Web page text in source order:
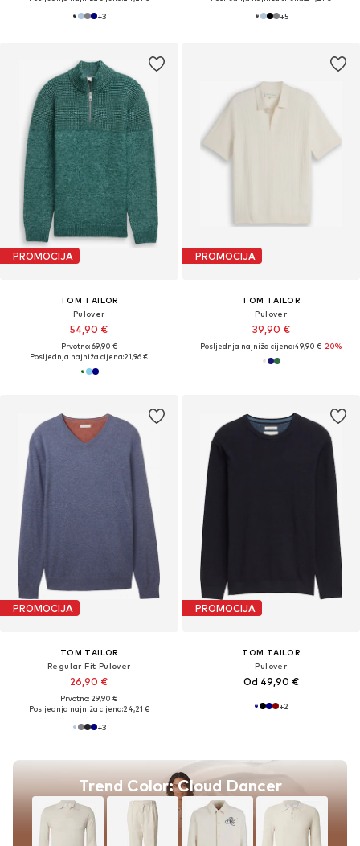
+3 +5
PROMOCIJA
TOM TAILOR
Pulover
54,90 €
Prvotno: 69,90 €
Posljednja najniža cijena:21,96 €
PROMOCIJA
TOM TAILOR
Pulover
39,90 €
Posljednja najniža cijena:49,90 €-20%
PROMOCIJA
TOM TAILOR
Regular Fit Pulover
26,90 €
Prvotno: 29,90 €
Posljednja najniža cijena:24,21 €
+3
Trend Color: Cloud Dancer
PROMOCIJA
TOM TAILOR
Pulover
Od 49,90 €
+2